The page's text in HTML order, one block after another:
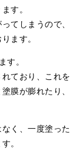
す。
てしまうので、
ます。
す。
ており、これを
膜が膨れたり、
く、一度塗った
。